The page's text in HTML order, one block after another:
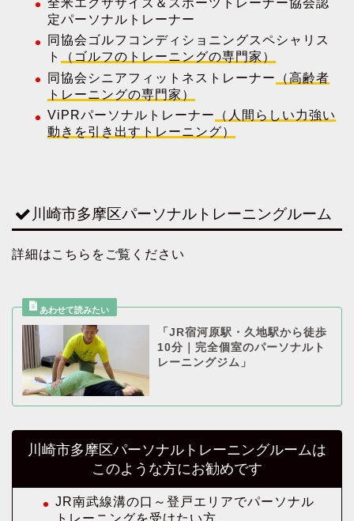
定パーソナルトレーナー
同協会ゴルフコンディショニングスペシャリス
ト
（ゴルフのトレーニングの専門家）
同協会シニアフィットネストレーナー
（高齢者
トレーニングの専門家）
ViPRパーソナルトレーナー
（人間らしい力強い
動きを引き出すトレーニング）
川崎市多摩区パーソナルトレーニングルーム
詳細はこちらをご覧ください
「JR宿河原駅・久地駅から徒歩
10分｜完全個室のパーソナルト
レーニングジム」
川崎市多摩区パーソナルトレーニングルームは
このような方にお勧めです
JR南武線溝の口～登戸エリアでパーソナル